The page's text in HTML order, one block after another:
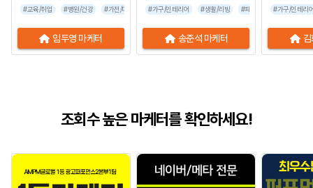
#교육/취업
#병원/건강 #가전/디지털 #뷰티/미용 #스타트업 #식품/음료 #유통/쇼핑몰
임두영 마케터
#가구/인테리어
#생활/리빙 #패션/잡화 #유통/쇼핑
송준석 마케터
#가구/인테리
조회수 높은 마케터를 확인하세요!